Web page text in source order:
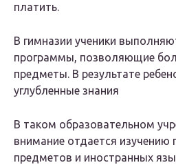
платить.
В гимназии ученики
программы, позволяющие
предметы. В результате
углубленные знания
В таком образовательном
внимание отдается изучению
предметов и иностранных